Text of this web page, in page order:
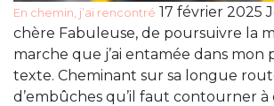
En chemin, j’ai rencontré 17 février 2025
chère Fabuleuse, de poursuivre la
marche que j’ai entamée dans mon
texte. Cheminant sur sa longue
d’embûches qu’il faut contourner à